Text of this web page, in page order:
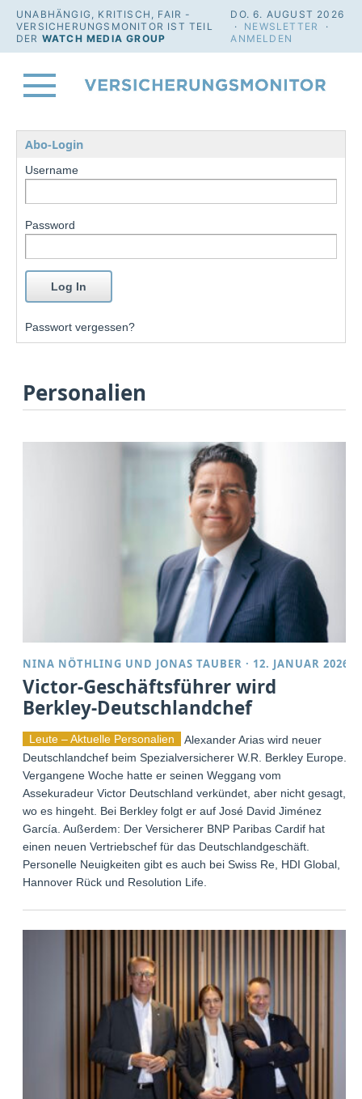
UNABHÄNGIG, KRITISCH, FAIR -
VERSICHERUNGSMONITOR IST TEIL
DER WATCH MEDIA GROUP
DO. 6. AUGUST 2026
· NEWSLETTER
·
ANMELDEN
Abo-Login
Username
Password
Passwort vergessen?
Personalien
NINA NÖTHLING UND JONAS TAUBER · 12. JANUAR 2026
Victor-Geschäftsführer wird
Berkley-Deutschlandchef
Leute – Aktuelle Personalien
Alexander Arias wird neuer
Deutschlandchef beim Spezialversicherer W.R. Berkley Europe.
Vergangene Woche hatte er seinen Weggang vom
Assekuradeur Victor Deutschland verkündet, aber nicht gesagt,
wo es hingeht. Bei Berkley folgt er auf José David Jiménez
García. Außerdem: Der Versicherer BNP Paribas Cardif hat
einen neuen Vertriebschef für das Deutschlandgeschäft.
Personelle Neuigkeiten gibt es auch bei Swiss Re, HDI Global,
Hannover Rück und Resolution Life.